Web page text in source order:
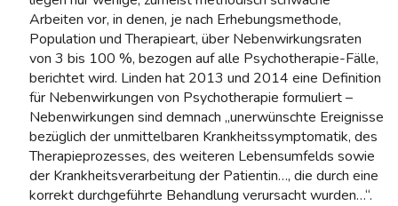
Arbeiten vor, in denen, je nach Erhebungsmethode,
Population und Therapieart, über Nebenwirkungsraten
von 3 bis 100 %, bezogen auf alle Psychotherapie-Fälle,
berichtet wird. Linden hat 2013 und 2014 eine Definition
für Nebenwirkungen von Psychotherapie formuliert –
Nebenwirkungen sind demnach „unerwünschte Ereignisse
bezüglich der unmittelbaren Krankheitssymptomatik, des
Therapieprozesses, des weiteren Lebensumfelds sowie
der Krankheitsverarbeitung der Patientin…, die durch eine
korrekt durchgeführte Behandlung verursacht wurden…“.